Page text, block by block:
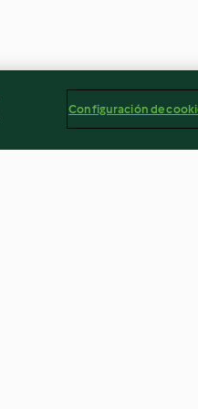
Configuración de